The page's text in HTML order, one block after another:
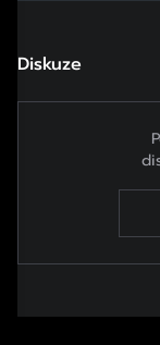
Diskuze